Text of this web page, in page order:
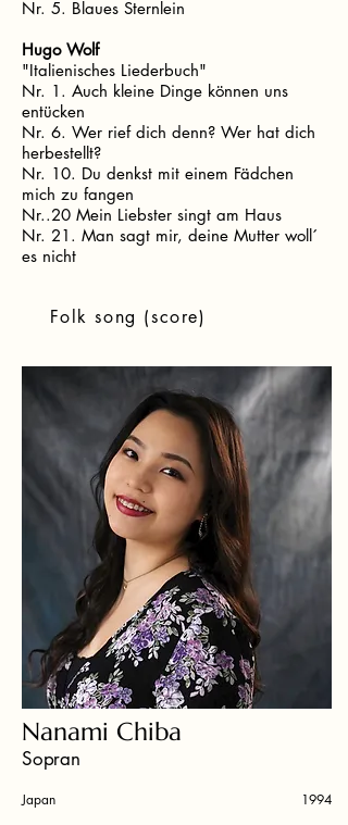
Nr. 5. Blaues Sternlein
Hugo Wolf
"Italienisches Liederbuch"
Nr. 1. Auch kleine Dinge können uns
entücken
Nr. 6. Wer rief dich denn? Wer hat dich
herbestellt?
Nr. 10. Du denkst mit einem Fädchen
mich zu fangen
Nr..20 Mein Liebster singt am Haus
Nr. 21. Man sagt mir, deine Mutter woll´
es nicht
Folk song (score)
Nanami Chiba
Sopran
1994
Japan